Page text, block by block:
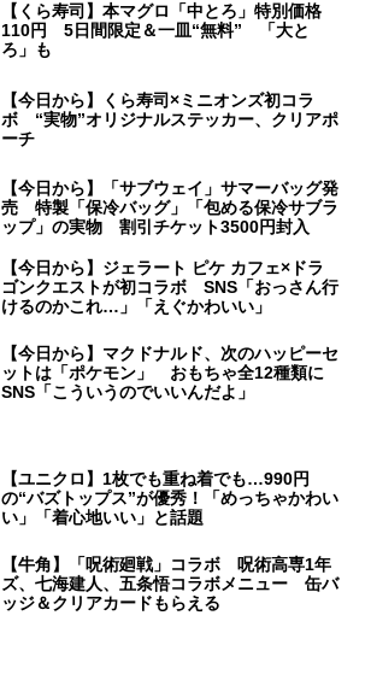
【くら寿司】本マグロ「中とろ」特別価格
110円 5日間限定＆一皿“無料” 「大と
ろ」も
【今日から】くら寿司×ミニオンズ初コラ
ボ “実物”オリジナルステッカー、クリアポ
ーチ
【今日から】「サブウェイ」サマーバッグ発
売 特製「保冷バッグ」「包める保冷サブラ
ップ」の実物 割引チケット3500円封入
【今日から】ジェラート ピケ カフェ×ドラ
ゴンクエストが初コラボ SNS「おっさん行
けるのかこれ…」「えぐかわいい」
【今日から】マクドナルド、次のハッピーセ
ットは「ポケモン」 おもちゃ全12種類に
SNS「こういうのでいいんだよ」
【ユニクロ】1枚でも重ね着でも…990円
の“バズトップス”が優秀！「めっちゃかわい
い」「着心地いい」と話題
【牛角】「呪術廻戦」コラボ 呪術高専1年
ズ、七海建人、五条悟コラボメニュー 缶バ
ッジ＆クリアカードもらえる